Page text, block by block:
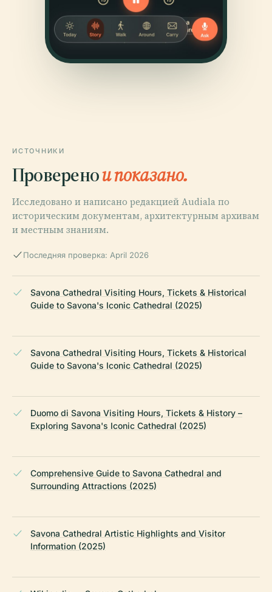
ИСТОЧНИКИ
Проверенои показано.
Исследовано и написано редакцией Audiala по
историческим документам, архитектурным архивам
и местным знаниям.
Последняя проверка: April 2026
Savona Cathedral Visiting Hours, Tickets & Historical
Guide to Savona's Iconic Cathedral (2025)
Savona Cathedral Visiting Hours, Tickets & Historical
Guide to Savona's Iconic Cathedral (2025)
Duomo di Savona Visiting Hours, Tickets & History –
Exploring Savona's Iconic Cathedral (2025)
Comprehensive Guide to Savona Cathedral and
Surrounding Attractions (2025)
Savona Cathedral Artistic Highlights and Visitor
Information (2025)